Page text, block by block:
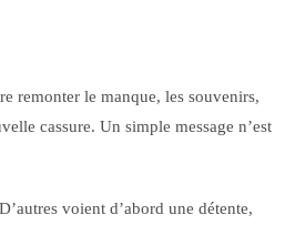
remonter le manque, les souvenirs,
cassure. Un simple message n’est
voient d’abord une détente,